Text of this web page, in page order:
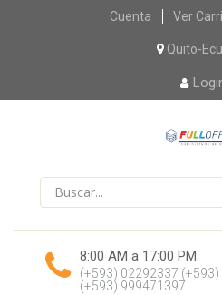
Cuenta Ver
Quito-
8:00 AM a 17:00 PM
(+593) 02292337
(+593) 999471397